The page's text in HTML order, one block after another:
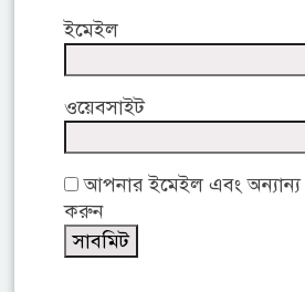
ইমেইল
ওয়েবসাইট
আপনার ইমেইল এবং অন্যান্য
করুন